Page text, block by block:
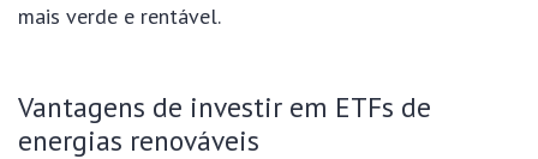
mais verde e rentável.
Vantagens de investir em ETFs de
energias renováveis